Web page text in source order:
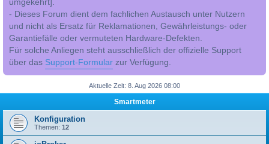
umgekehrt].
- Dieses Forum dient dem fachlichen Austausch unter Nutzern
und nicht als Ersatz für Reklamationen, Gewährleistungs- oder
Garantiefälle oder vermuteten Hardware-Defekten.
Für solche Anliegen steht ausschließlich der offizielle Support
über das Support-Formular zur Verfügung.
Aktuelle Zeit: 8. Aug 2026 08:00
Smartmeter
Konfiguration
Themen: 12